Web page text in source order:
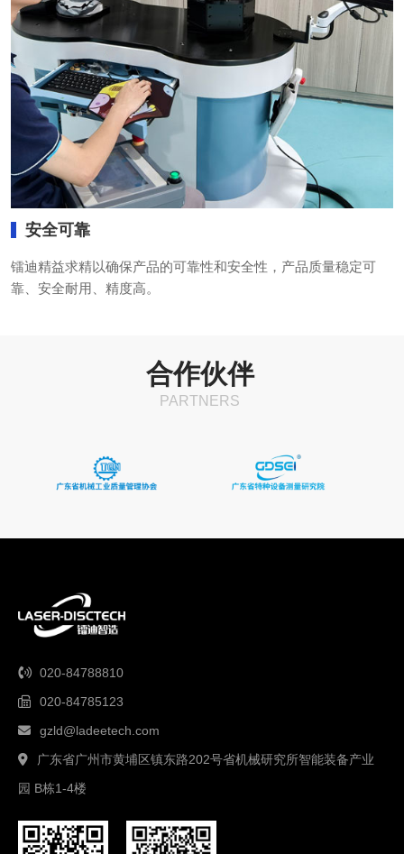
安全可靠
镭迪精益求精以确保产品的可靠性和安全性，产品质量稳定可
合作伙伴
PARTNERS
020-84788810
020-84785123
gzld@ladeetech.com
广东省广州市黄埔区镇东路202号省机械研究所智能装备产业
园 B栋1-4楼